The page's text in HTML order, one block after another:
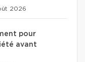
2026
pour
avant